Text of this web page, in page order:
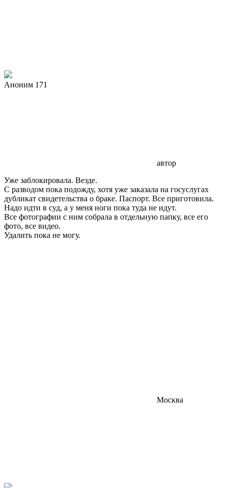
Аноним 171
автор
Уже заблокировала. Везде.
С разводом пока подожду, хотя уже заказала на госуслугах
дубликат свидетельства о браке. Паспорт. Все приготовила.
Надо идти в суд, а у меня ноги пока туда не идут.
Все фотографии с ним собрала в отдельную папку, все его
фото, все видео.
Удалить пока не могу.
Москва